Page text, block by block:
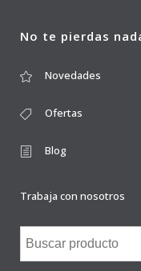
No te pierdas
Novedades
Ofertas
Blog
Trabaja con nosotros